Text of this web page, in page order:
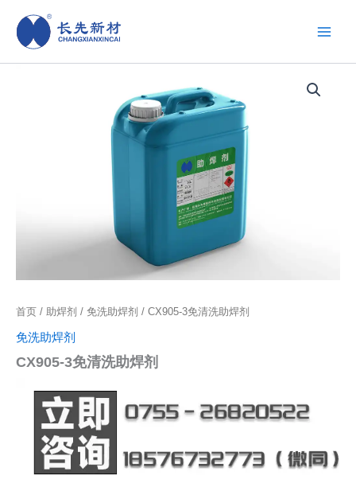
容
首页 / 助焊剂 / 免洗助焊剂 / CX905-3免清洗助焊剂
免洗助焊剂
CX905-3免清洗助焊剂